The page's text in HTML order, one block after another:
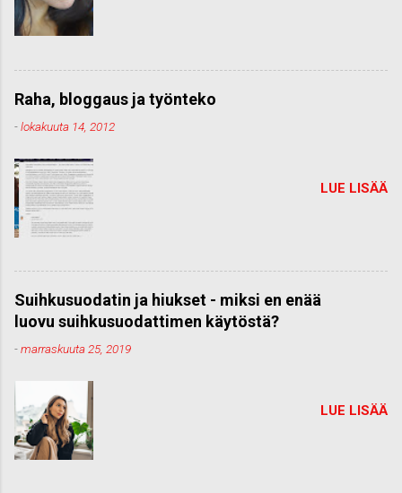
Raha, bloggaus ja työnteko
-lokakuuta 14, 2012
LUE LISÄÄ
Suihkusuodatin ja hiukset - miksi en enää
luovu suihkusuodattimen käytöstä?
-marraskuuta 25, 2019
LUE LISÄÄ